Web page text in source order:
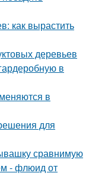
как вырастить
деревьев
в
в
для
сравнимую
- флюид от